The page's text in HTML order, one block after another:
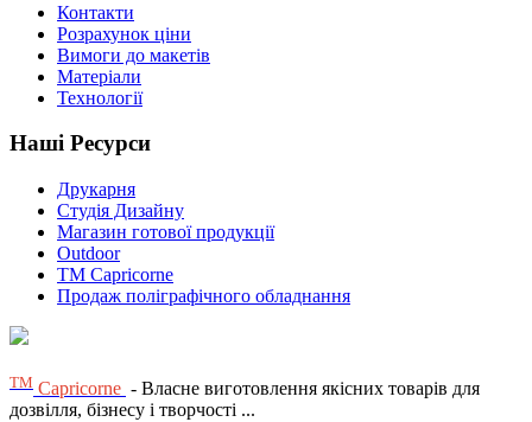
Контакти
Розрахунок ціни
Вимоги до макетів
Матеріали
Технології
Наші Ресурси
Друкарня
Студія Дизайну
Магазин готової продукції
Outdoor
TM Capricorne
Продаж поліграфічного обладнання
ТМ Capricorne - Власне виготовлення якісних товарів для
дозвілля, бізнесу і творчості ...